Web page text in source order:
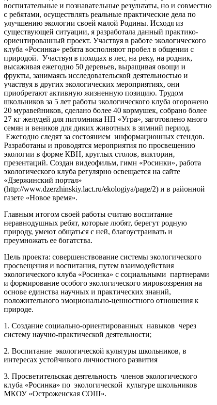
воспитательные и познавательные результаты, но и совместно
с ребятами, осуществлять реальные практические дела по
улучшению экологии своей малой Родины. Исходя из
существующей ситуации, я разработала данный практико-
ориентированный проект. Участвуя в работе экологического
клуба «Росинка» ребята восполняют пробел в общении с
природой. Участвуя в походах в лес, на реку, на родник,
высаживая ежегодно 50 деревьев, выращивая овощи и
фрукты, занимаясь исследовательской деятельностью и
участвуя в других экологических мероприятиях, они
приобретают активную жизненную позицию. Трудом
школьников за 5 лет работы экологического клуба огорожено
20 муравейников, сделано более 40 кормушек, собрано более
27 кг желудей для питомника НП «Угра», заготовлено много
семян и веников для диких животных в зимний период.
Ежегодно следят за состоянием информационных стендов.
Разработаны и проводятся мероприятия по просвещению
экологии в форме КВН, круглых столов, викторин,
презентаций. Создан видеофильм, гимн «Росинки», работа
экологического клуба регулярно освещается на сайте
«Дзержинский портал»
(http://www.dzerzhinskiy.lact.ru/ekologiya/page/2) и в районной
газете «Новое время».
Главным итогом своей работы считаю воспитание
неравнодушных ребят, которые любят, берегут родную
природу, умеют общаться с ней, благоустраивать и
преумножать ее богатства.
Цель проекта: совершенствование системы экологического
просвещения и воспитания, путем взаимодействия
экологического клуба «Росинка» с социальными партнерами
и формирование особого экологического мировоззрения на
основе единства научных и практических знаний,
положительного эмоционально-ценностного отношения к
природе.
1. Создание социально-ориентированных навыков через
систему научно-практической деятельности;
2. Воспитание экологической культуры школьников, в
интересах устойчивого личностного развития
3. Просветительская деятельность членов экологического
клуба «Росинка» по экологической культуре школьников
МКОУ «Остроженская СОШ».